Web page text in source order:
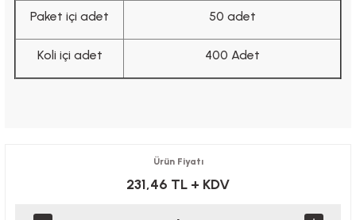
Paket içi adet 50 adet
Koli içi adet 400 Adet
Ürün Fiyatı
231,46 TL + KDV